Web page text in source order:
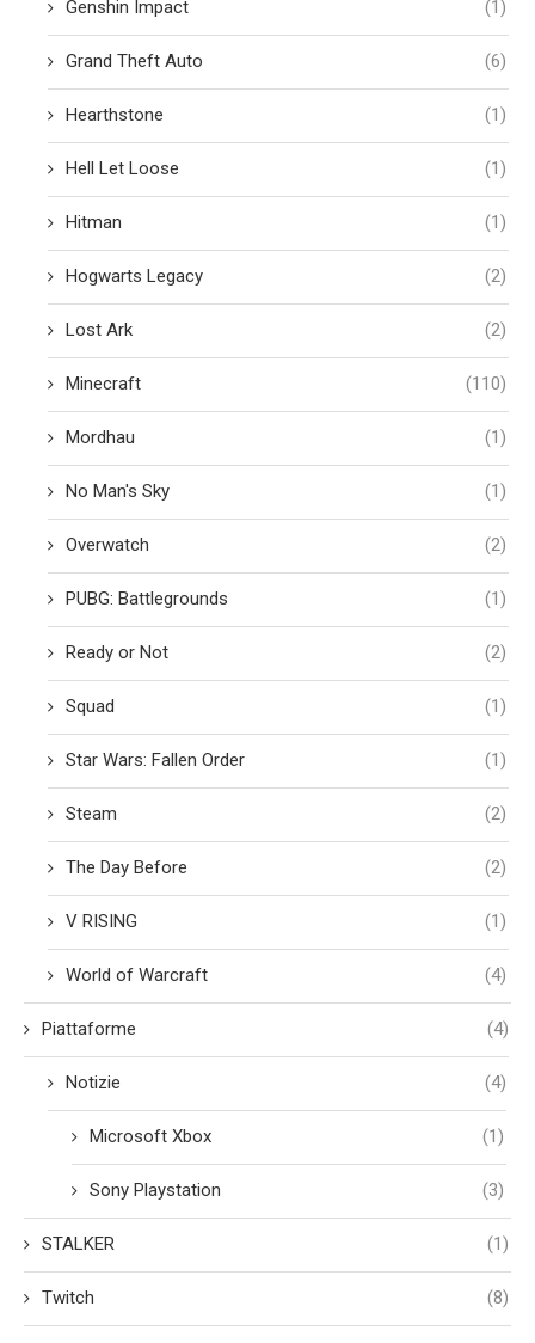
Genshin Impact (1)
Grand Theft Auto (6)
Hearthstone (1)
Hell Let Loose (1)
Hitman (1)
Hogwarts Legacy (2)
Lost Ark (2)
Minecraft (110)
Mordhau (1)
No Man's Sky (1)
Overwatch (2)
PUBG: Battlegrounds (1)
Ready or Not (2)
Squad (1)
Star Wars: Fallen Order (1)
Steam (2)
The Day Before (2)
V RISING (1)
World of Warcraft (4)
Piattaforme (4)
Notizie (4)
Microsoft Xbox (1)
Sony Playstation (3)
STALKER (1)
Twitch (8)